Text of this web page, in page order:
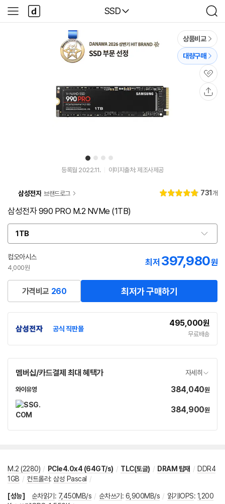
다나와
SSD
검
색
사
이
다
나
와
1 2 3 4
튜
튜
상품비교
대량구매
관
심
등록월 2022.11. 이미지출처: 제조사제공
삼성전자 브랜드로그
별
4.
리
731개
삼성전자 990 PRO M.2 NVMe (1TB)
1TB
옵
션
선
택
컴오아시스
4,000원
최저 397,980원
가격비교 260 최저가 구매하기
공식 직판몰
495,000원
무료배송
멤버십/카드결제 최대 혜택가 자세히
와이유영네
이
이
가
384,040원
가
384,900원
M.2 (2280) / PCIe4.0x4 (64GT/s) / TLC(토글) / DRAM 탑재 / DDR4
1GB / 컨트롤러: 삼성 Pascal /
[성능] 순차읽기 : 7,450MB/s / 순차쓰기 : 6,900MB/s / 읽기IOPS: 1,200